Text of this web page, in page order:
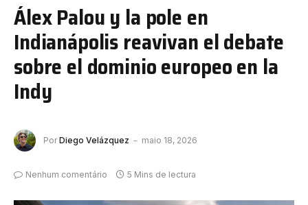
Álex Palou y la pole en
Indianápolis reavivan el debate
sobre el dominio europeo en la
Indy
Por Diego Velázquez maio 18, 2026
Nenhum comentário 5 Mins de lectura